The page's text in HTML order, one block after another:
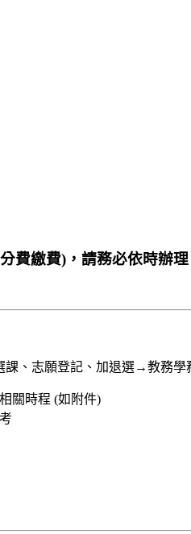
費繳費)，請務必依時辦理
、志願登記、加退選→教務學
關時程 (如附件)